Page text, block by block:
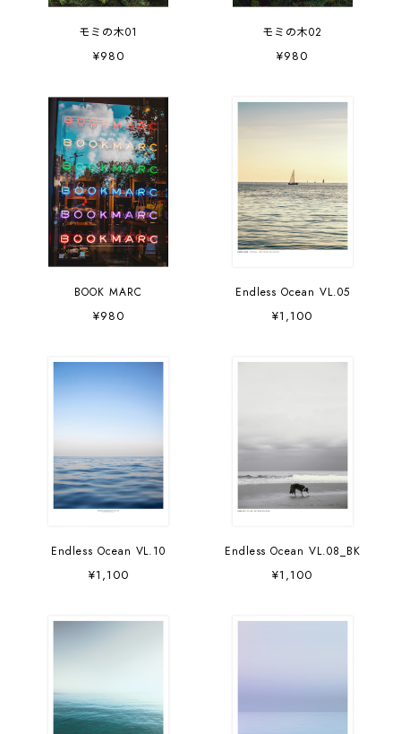
モミの木01
¥980
モミの木02
¥980
BOOK MARC
¥980
Endless Ocean VL.05
¥1,100
Endless Ocean VL.10
¥1,100
Endless Ocean VL.08_BK
¥1,100